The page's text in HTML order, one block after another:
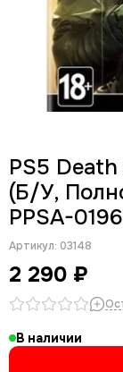
PS5
(Б/У,
PPSA-
Артикул: 03148
2 290 ₽
В наличии